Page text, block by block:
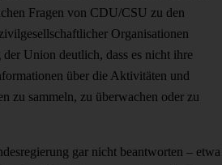
Fragen von CDU/CSU zu den
Organisationen
Union deutlich, dass es nicht ihre
über die Aktivitäten und
zu sammeln, zu überwachen oder zu
gar nicht beantworten – etwa